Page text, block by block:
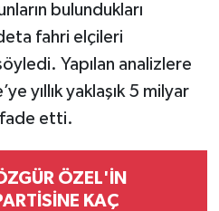
bulundukları
fahri elçileri
Yapılan analizlere
yıllık yaklaşık 5 milyar
ifade etti.
ÖZEL'İN
KAÇ